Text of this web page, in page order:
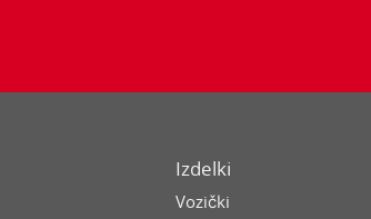
Izdelki
Vozički